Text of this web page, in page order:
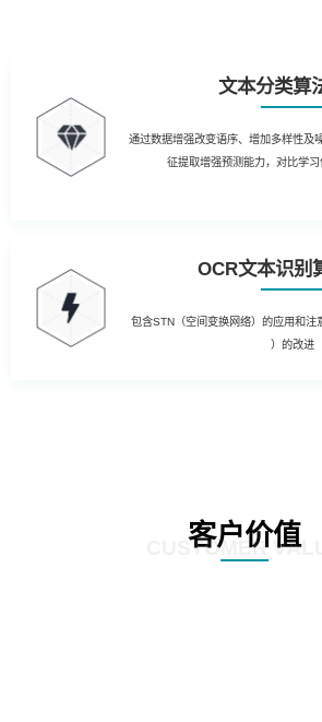
文本分类算
通过数据增强改变语序、增加多样性及
征提取增强预测能力，对比学习
OCR文本识别
包含STN（空间变换网络）的应用和
）的改进
客户价值
CUSTOMER